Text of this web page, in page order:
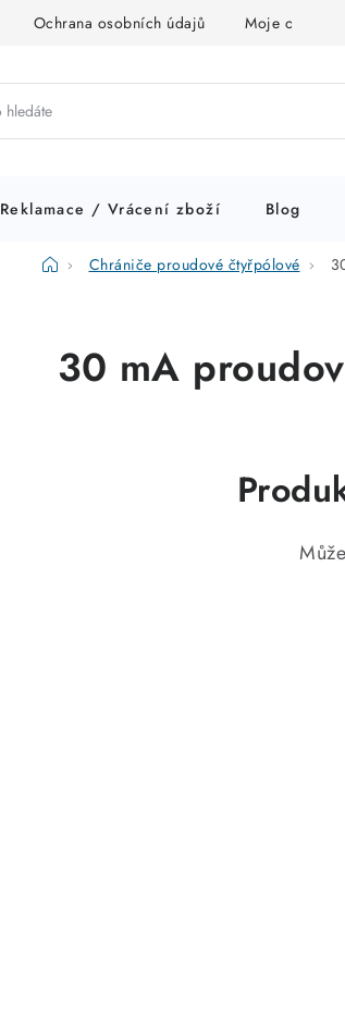
Ochrana osobních údajů Moje
Reklamace / Vrácení zboží Blog
DomůChrániče proudové čtyřpólové
30 mA